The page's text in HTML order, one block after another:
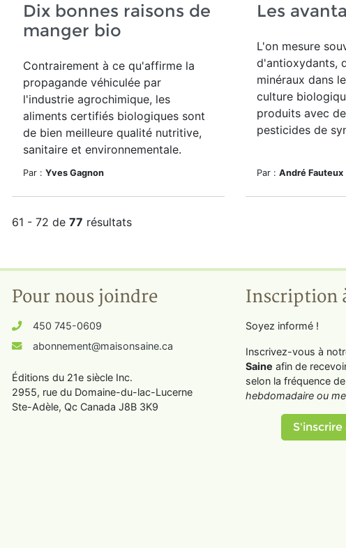
Dix bonnes raisons de
manger bio
Contrairement à ce qu'affirme la
propagande véhiculée par
l'industrie agrochimique, les
aliments certifiés biologiques sont
de bien meilleure qualité nutritive,
sanitaire et environnementale.
Par : Yves Gagnon
Les
L'on mesure
d'antioxydants,
minéraux dans
culture
produits avec
pesticides de
Par : André Fauteux
61 - 72 de 77 résultats
Pour nous joindre
450 745-0609
abonnement@maisonsaine.ca
Éditions du 21e siècle Inc.
2955, rue du Domaine-du-lac-Lucerne
Ste-Adèle, Qc Canada J8B 3K9
Inscription
Soyez informé !
Inscrivez-vous à
Saine afin de
selon la fréquence
hebdomadaire ou